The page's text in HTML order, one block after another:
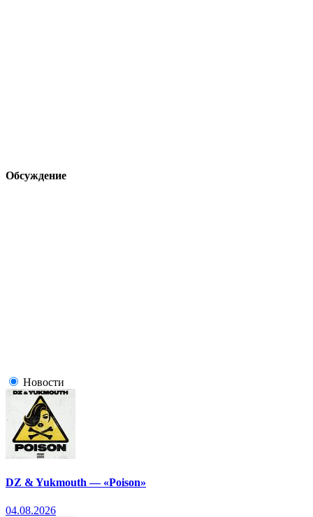
Обсуждение
Новости
DZ & Yukmouth — «Poison»
04.08.2026